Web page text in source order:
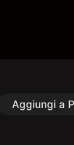
Aggiungi a